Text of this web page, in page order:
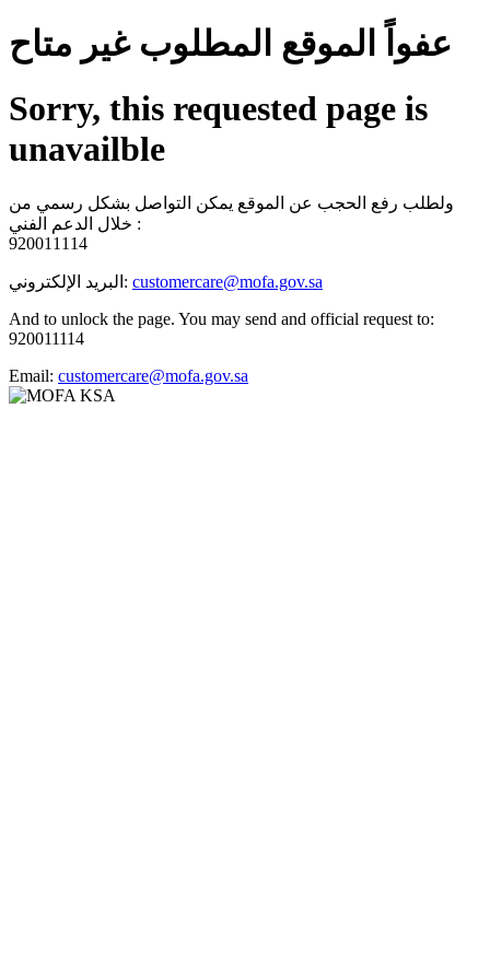
عفواً الموقع المطلوب غير متاح
Sorry, this requested page is
unavailble
ولطلب رفع الحجب عن الموقع يمكن التواصل بشكل رسمي من
خلال الدعم الفني :
920011114
البريد الإلكتروني: customercare@mofa.gov.sa
And to unlock the page. You may send and official request to:
920011114
Email: customercare@mofa.gov.sa